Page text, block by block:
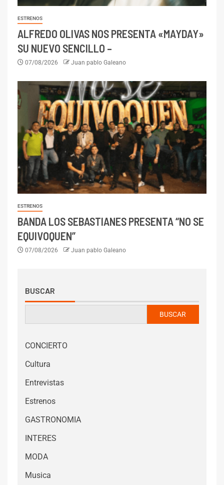
ESTRENOS
ALFREDO OLIVAS NOS PRESENTA «MAYDAY»
SU NUEVO SENCILLO –
07/08/2026 Juan pablo Galeano
ESTRENOS
BANDA LOS SEBASTIANES PRESENTA “NO SE
EQUIVOQUEN”
07/08/2026 Juan pablo Galeano
BUSCAR
BUSCAR
CONCIERTO
Cultura
Entrevistas
Estrenos
GASTRONOMIA
INTERES
MODA
Musica